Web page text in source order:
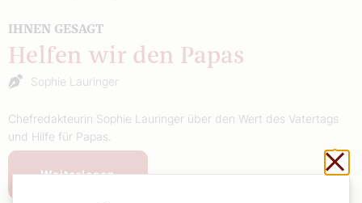
IHNEN GESAGT
Helfen wir den Papas
Sophie Lauringer
Chefredakteurin Sophie Lauringer über den Wert des Vatertags
und Hilfe für Papas.
Weiterlesen